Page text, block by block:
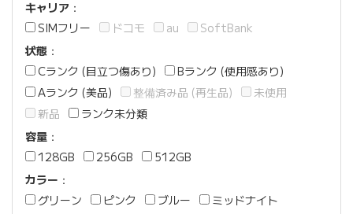
キャリア ：
SIMフリー
ドコモ au
SoftBank
状態 ：
Cランク (目立つ傷あり)
Bランク (使用感あり)
Aランク (美品)
整備済み品 (再生品)
未使用
新品
ランク未分類
容量 ：
128GB
256GB
512GB
カラー ：
グリーン
ピンク ブルー
ミッドナイト